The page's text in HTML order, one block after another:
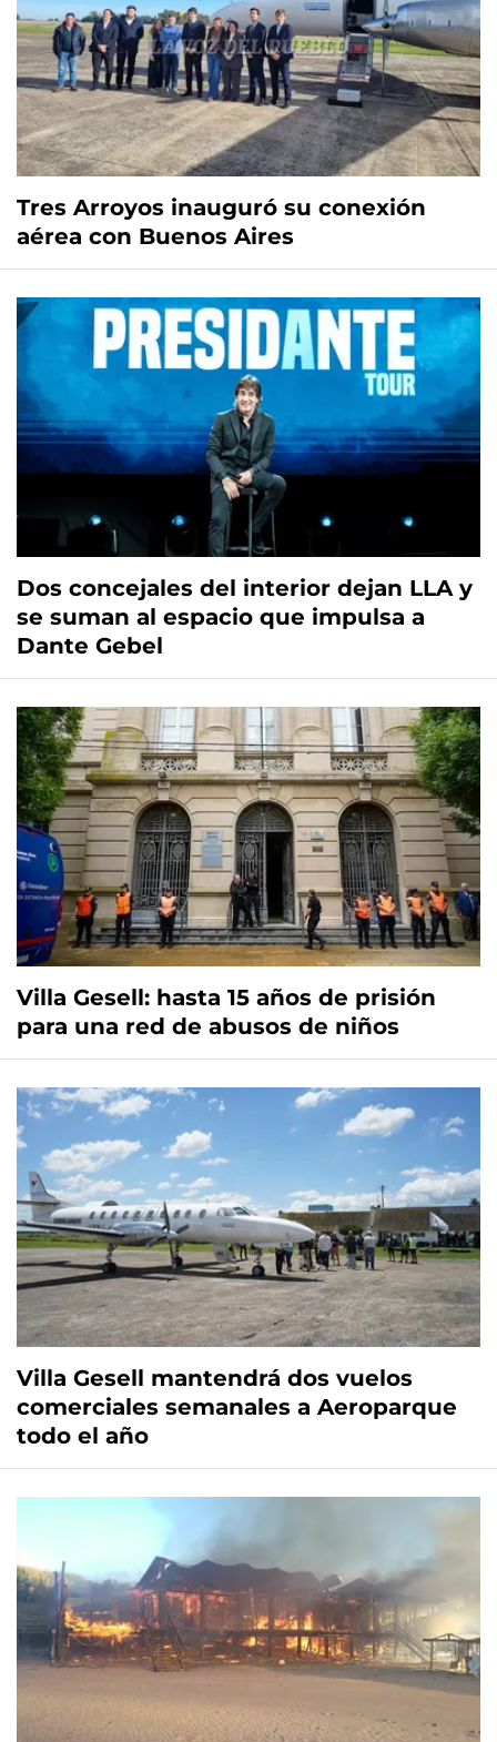
Tres Arroyos inauguró su conexión
aérea con Buenos Aires
Dos concejales del interior dejan LLA y
se suman al espacio que impulsa a
Dante Gebel
Villa Gesell: hasta 15 años de prisión
para una red de abusos de niños
Villa Gesell mantendrá dos vuelos
comerciales semanales a Aeroparque
todo el año